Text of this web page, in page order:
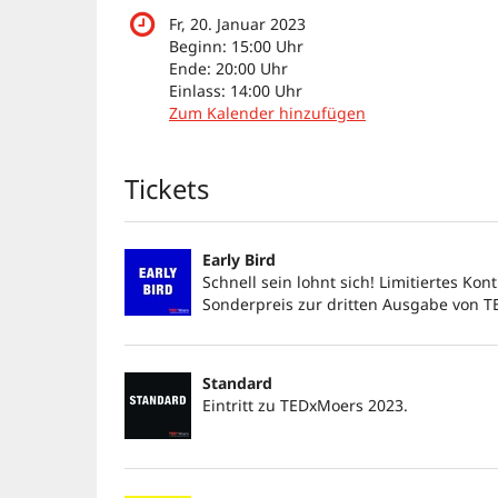
Fr, 20. Januar 2023
Beginn: 15:00 Uhr
Ende: 20:00 Uhr
Einlass: 14:00 Uhr
Zum Kalender hinzufügen
Produkte
Tickets
Early Bird
Schnell sein lohnt sich! Limitiertes
Sonderpreis zur dritten Ausgabe von
Standard
Eintritt zu TEDxMoers 2023.